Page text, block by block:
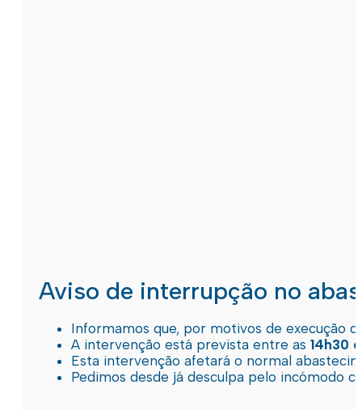
Aviso de interrupção no
Informamos que, por motivos de execução
A intervenção está prevista entre as 14h30
Esta intervenção afetará o normal
Pedimos desde já desculpa pelo incómodo